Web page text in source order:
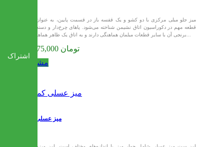
میز جلو مبلی مرکزی با دو کشو و یک قفسه باز در قسمت پایین، به عنوان یک
قطعه مهم در دکوراسیون اتاق نشیمن شناخته می‌شود. پاهای چرخ‌دار و دسته‌های
33,375,000 تومان
مشاهده
میز عسلی کمند
اشتراک